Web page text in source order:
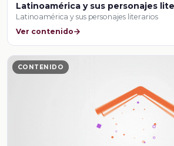
Latinoamérica y sus personajes
Latinoamérica y sus personajes literarios
Ver contenido
CONTENIDO